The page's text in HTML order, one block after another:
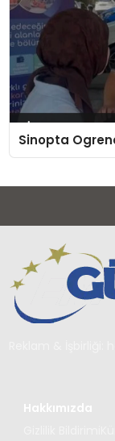
Sinopta
Hakkımızda